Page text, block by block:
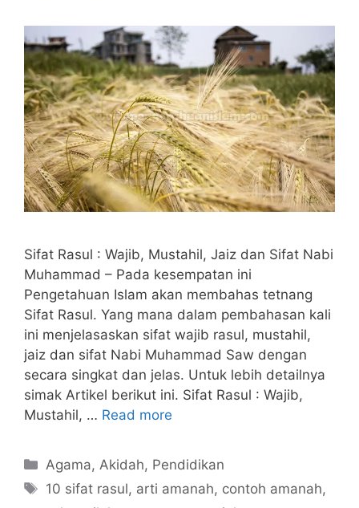
Sifat Rasul : Wajib, Mustahil, Jaiz dan Sifat Nabi
Muhammad – Pada kesempatan ini
Pengetahuan Islam akan membahas tetnang
Sifat Rasul. Yang mana dalam pembahasan kali
ini menjelasaskan sifat wajib rasul, mustahil,
jaiz dan sifat Nabi Muhammad Saw dengan
secara singkat dan jelas. Untuk lebih detailnya
simak Artikel berikut ini. Sifat Rasul : Wajib,
Mustahil, … Read more
Categories
Agama,Akidah, Pendidikan
Tags
10 sifat rasul, arti amanah, contoh amanah,